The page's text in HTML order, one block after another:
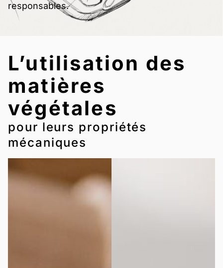
responsables.
L’utilisation des
matières
végétales
pour leurs propriétés
mécaniques